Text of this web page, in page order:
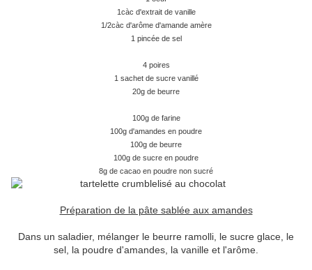
1càc d'extrait de vanille
1/2càc d'arôme d'amande amère
1 pincée de sel
4 poires
1 sachet de sucre vanillé
20g de beurre
100g de farine
100g d'amandes en poudre
100g de beurre
100g de sucre en poudre
8g de cacao en poudre non sucré
Préparation de la pâte sablée aux amandes
Dans un saladier, mélanger le beurre ramolli, le sucre glace, le
sel, la poudre d'amandes, la vanille et l'arôme.